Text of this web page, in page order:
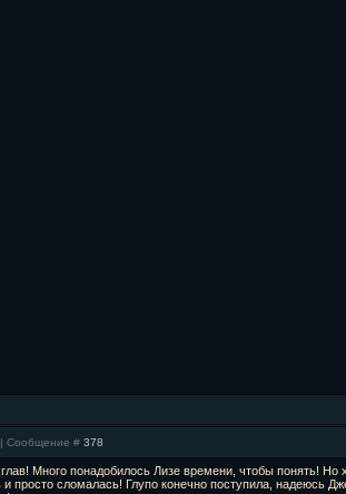
Сообщение # 378
Много понадобилось Лизе времени, чтобы понять! Но
просто сломалась! Глупо конечно поступила, надеюсь